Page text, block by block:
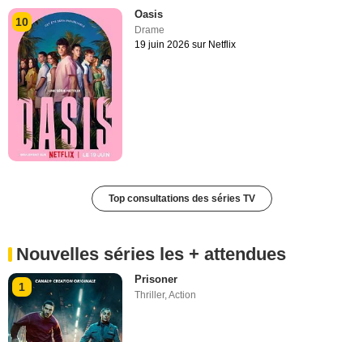
10
Oasis
Drame
19 juin 2026 sur Netflix
Top consultations des séries TV
Nouvelles séries les + attendues
1
Prisoner
Thriller,Action